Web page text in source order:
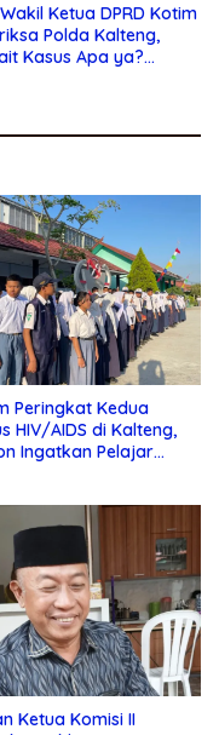
Ketua DPRD Kotim
Polda Kalteng,
Kasus Apa ya?…
Peringkat Kedua
HIV/AIDS di Kalteng,
Ingatkan Pelajar
Ketua Komisi II